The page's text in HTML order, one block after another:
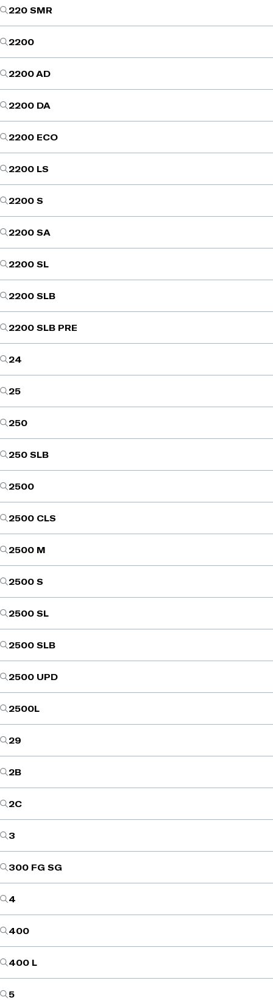
220 SMR
2200
2200 AD
2200 DA
2200 ECO
2200 LS
2200 S
2200 SA
2200 SL
2200 SLB
2200 SLB PRE
24
25
250
250 SLB
2500
2500 CLS
2500 M
2500 S
2500 SL
2500 SLB
2500 UPD
2500L
29
2B
2C
3
300 FG SG
4
400
400 L
5